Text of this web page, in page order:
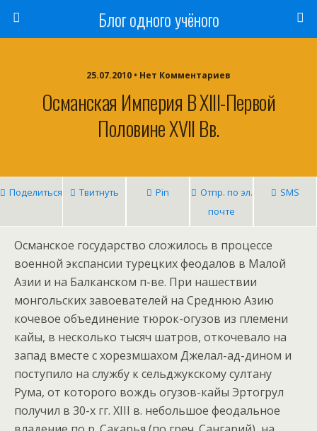
Блог одного учёного
25.07.2010 • Нет Комментариев
Османская Империя В XIII-Первой
Половине XVII Вв.
Поделиться Твитнуть Pin
Отпр. по эл.
почте
SMS
Османское государство сложилось в процессе
военной экспансии турецких феодалов в Малой
Азии и на Балканском п-ве. При нашествии
монгольских завоевателей на Среднюю Азию
кочевое объединение тюрок-огузов из племени
кайы, в несколько тысяч шатров, откочевало на
запад вместе с хорезмшахом Джелал-ад-дином и
поступило на службу к сельджукскому султану
Рума, от которого вождь огузов-кайы Эртогрул
получил в 30-х гг. XIII в. небольшое феодальное